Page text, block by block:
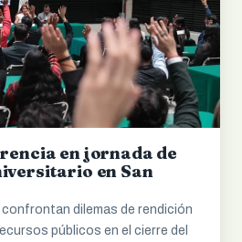
en jornada de
en San
dilemas de rendición
públicos en el cierre del